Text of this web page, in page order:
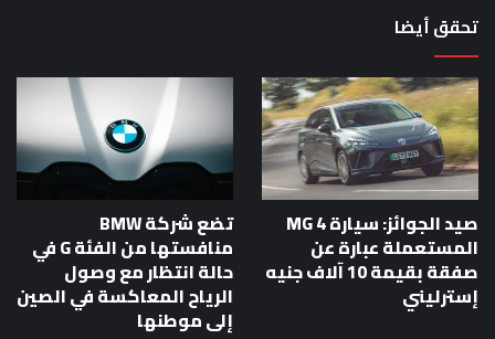
تحقق أيضا
صيد الجوائز: سيارة MG 4
المستعملة عبارة عن
صفقة بقيمة 10 آلاف جنيه
إسترليني
تضع شركة BMW
منافستها من الفئة G في
حالة انتظار مع وصول
الرياح المعاكسة في الصين
إلى موطنها